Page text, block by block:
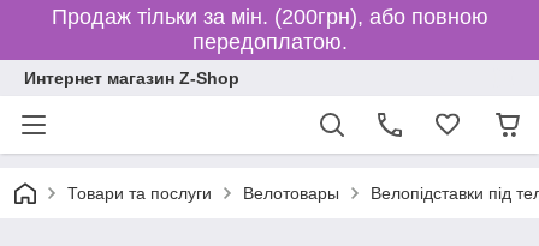
Продаж тільки за мін. (200грн), або повною
передоплатою.
Интернет магазин Z-Shop
Товари та послуги Велотовары Велопідставки під